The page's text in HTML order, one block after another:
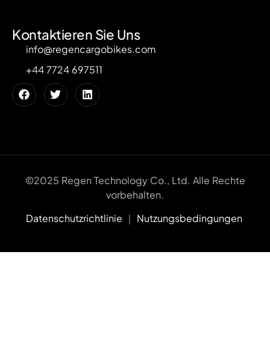
Kontaktieren Sie Uns
info@regencargobikes.com
+44 7724 697511
©2025 Regen Technology Co., Ltd. Alle Rechte
vorbehalten.
Datenschutzrichtlinie ｜ Nutzungsbedingungen